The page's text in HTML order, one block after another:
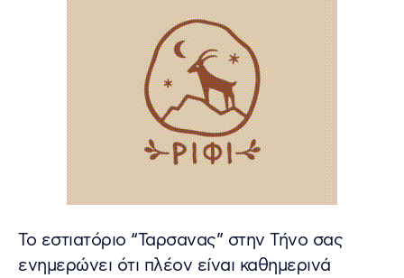
Το εστιατόριο “Ταρσανας” στην Τήνο σας
ενημερώνει ότι πλέον είναι καθημερινά